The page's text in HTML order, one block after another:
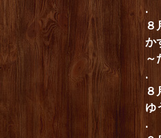
.
８
か
～
.
８
ゆ
.